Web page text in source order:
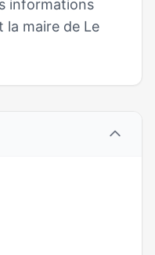
informations
la maire de Le